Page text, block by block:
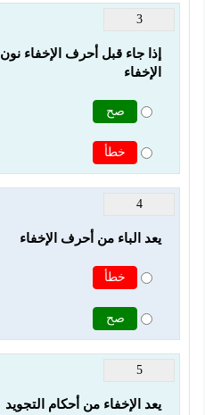
3
الإخفاء
صح
خطأ
4
يعد الباء من أحرف الإخفاء
خطأ
صح
5
يعد الإخفاء من أحكام التجويد